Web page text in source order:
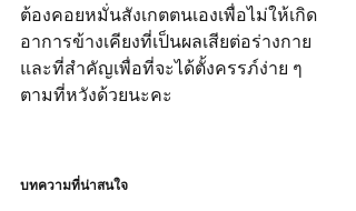
ต้องคอยหมั่นสังเกตตนเองเพื่อไม่ให้เกิด
อาการข้างเคียงที่เป็นผลเสียต่อร่างกาย
และที่สำคัญเพื่อที่จะได้ตั้งครรภ์ง่าย ๆ
ตามที่หวังด้วยนะคะ
บทความที่น่าสนใจ